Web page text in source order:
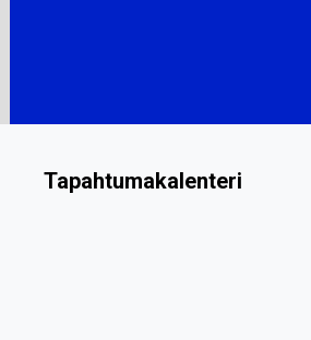
Tapahtumakalenteri